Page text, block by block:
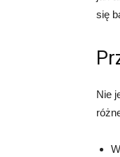
się
Nie